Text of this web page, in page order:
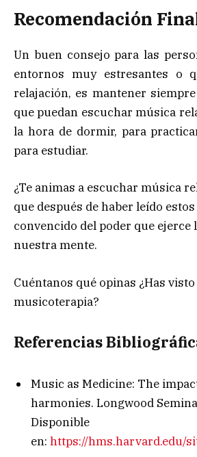
Recomendación
Un buen consejo para las
entornos muy estresantes o
relajación, es mantener
que puedan escuchar música
la hora de dormir, para
para estudiar.
¿Te animas a escuchar música
que después de haber leído
convencido del poder que ejerce
nuestra mente.
Cuéntanos qué opinas ¿Has
musicoterapia?
Referencias
Music as Medicine: The
harmonies. Longwood
Disponible
en: https://hms.harvard.edu/